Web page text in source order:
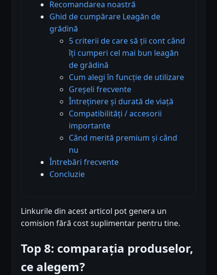
Recomandarea noastră
Ghid de cumpărare Leagăn de
grădină
5 criterii de care să ții cont când
îți cumperi cel mai bun leagăn
de grădină
Cum alegi în funcție de utilizare
Greșeli frecvente
Întreținere și durată de viață
Compatibilități / accesorii
importante
Când merită premium și când
nu
Întrebări frecvente
Concluzie
Linkurile din acest articol pot genera un
comision fără cost suplimentar pentru tine.
Top 8: comparația produselor,
ce alegem?